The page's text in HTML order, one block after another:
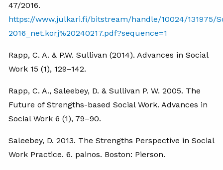
47/2016.
https://www.julkari.fi/bitstream/handle/10024/131975/
2016_net.korj%20240217.pdf?sequence=1
Rapp, C. A. & P.W. Sullivan (2014). Advances in Social
Work 15 (1), 129–142.
Rapp, C. A., Saleebey, D. & Sullivan P. W. 2005. The
Future of Strengths-based Social Work. Advances in
Social Work 6 (1), 79–90.
Saleebey, D. 2013. The Strengths Perspective in Social
Work Practice. 6. painos. Boston: Pierson.